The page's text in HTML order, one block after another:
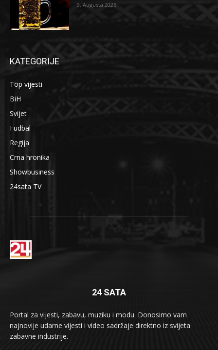
9. Augusta 2026.
KATEGORIJE
Top vijesti
BiH
Svijet
Fudbal
Regija
Crna hronika
Showbusiness
24sata TV
24 SATA
Portal za vijesti, zabavu, muziku i modu. Donosimo vam
najnovije udarne vijesti i video sadržaje direktno iz svijeta
zabavne industrije.